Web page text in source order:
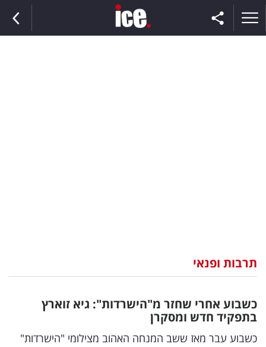
וצרכנות
דיגיטל
וטק
תרבות ופנאי
כשבוע אחרי שחזר מ"הישרדות": גיא זוארץ
בתפקיד חדש ומסקרן
כשבוע עבר מאז ששב המנחה האהוב מצילומי "הישרדות"